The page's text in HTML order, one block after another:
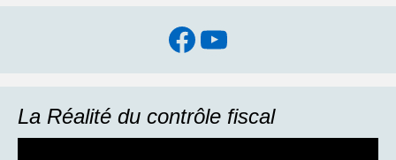
Facebook
YouTube
La Réalité du contrôle fiscal